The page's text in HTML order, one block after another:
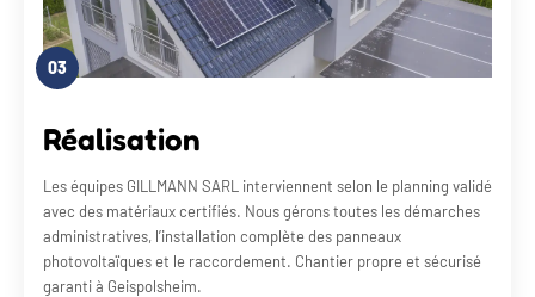
03
Réalisation
Les équipes GILLMANN SARL interviennent selon le planning validé
avec des matériaux certifiés. Nous gérons toutes les démarches
administratives, l’installation complète des panneaux
photovoltaïques et le raccordement. Chantier propre et sécurisé
garanti à Geispolsheim.